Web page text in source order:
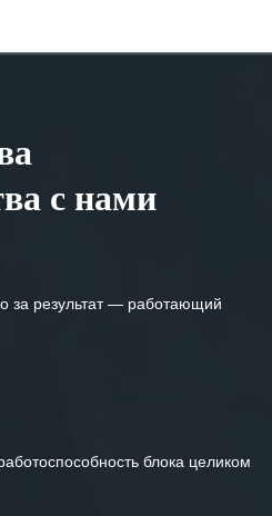
с нами
за результат — работающий
блока целиком